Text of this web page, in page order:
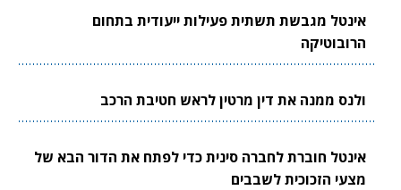
אינטל מגבשת תשתית פעילות ייעודית בתחום
הרובוטיקה
ולנס ממנה את דין מרטין לראש חטיבת הרכב
אינטל חוברת לחברה סינית כדי לפתח את הדור הבא של
מצעי הזכוכית לשבבים